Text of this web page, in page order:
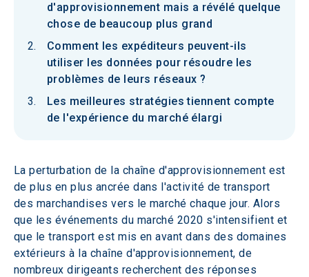
d'approvisionnement mais a révélé quelque
chose de beaucoup plus grand
Comment les expéditeurs peuvent-ils
utiliser les données pour résoudre les
problèmes de leurs réseaux ?
Les meilleures stratégies tiennent compte
de l'expérience du marché élargi
La perturbation de la chaîne d'approvisionnement est
de plus en plus ancrée dans l'activité de transport
des marchandises vers le marché chaque jour. Alors
que les événements du marché 2020 s'intensifient et
que le transport est mis en avant dans des domaines
extérieurs à la chaîne d'approvisionnement, de
nombreux dirigeants recherchent des réponses